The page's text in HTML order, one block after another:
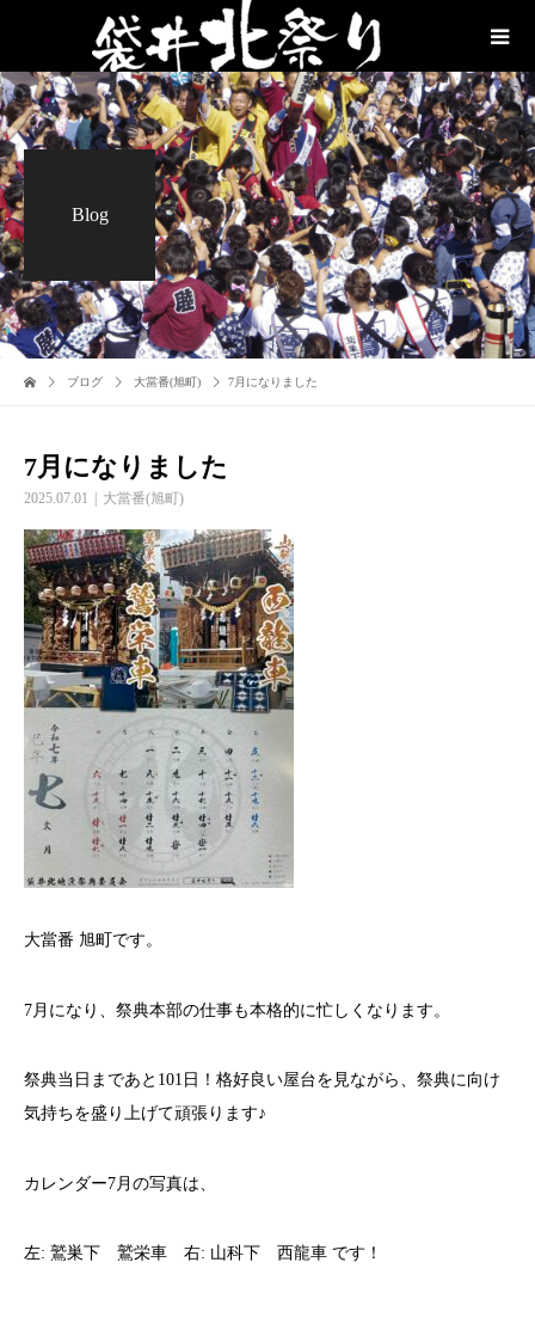
Blog
ブログ 大當番(旭町) 7月になりました
7月になりました
2025.07.01 大當番(旭町)
大當番 旭町です。
7月になり、祭典本部の仕事も本格的に忙しくなります。
祭典当日まであと101日！格好良い屋台を見ながら、祭典に向け
気持ちを盛り上げて頑張ります♪
カレンダー7月の写真は、
左: 鷲巣下 鷲栄車 右: 山科下 西龍車 です！